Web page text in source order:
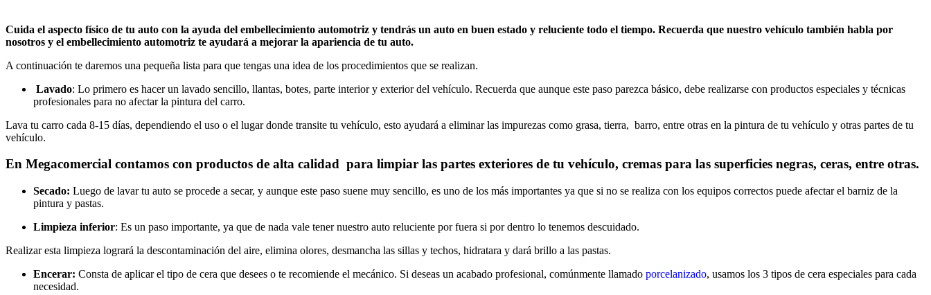
Cuida el aspecto físico de tu auto con la ayuda del embellecimiento automotriz y tendrás un auto en buen estado y reluciente todo el tiempo. Recuerda que nuestro vehículo también habla por
nosotros y el embellecimiento automotriz te ayudará a mejorar la apariencia de tu auto.
A continuación te daremos una pequeña lista para que tengas una idea de los procedimientos que se realizan.
Lavado: Lo primero es hacer un lavado sencillo, llantas, botes, parte interior y exterior del vehículo. Recuerda que aunque este paso parezca básico, debe realizarse con productos especiales y técnicas
profesionales para no afectar la pintura del carro.
Lava tu carro cada 8-15 días, dependiendo el uso o el lugar donde transite tu vehículo, esto ayudará a eliminar las impurezas como grasa, tierra, barro, entre otras en la pintura de tu vehículo y otras partes de tu
vehículo.
En Megacomercial contamos con productos de alta calidad para limpiar las partes exteriores de tu vehículo, cremas para las superficies negras, ceras, entre otras.
Secado: Luego de lavar tu auto se procede a secar, y aunque este paso suene muy sencillo, es uno de los más importantes ya que si no se realiza con los equipos correctos puede afectar el barniz de la
pintura y pastas.
Limpieza inferior: Es un paso importante, ya que de nada vale tener nuestro auto reluciente por fuera si por dentro lo tenemos descuidado.
Realizar esta limpieza logrará la descontaminación del aire, elimina olores, desmancha las sillas y techos, hidratara y dará brillo a las pastas.
Encerar: Consta de aplicar el tipo de cera que desees o te recomiende el mecánico. Si deseas un acabado profesional, comúnmente llamado porcelanizado, usamos los 3 tipos de cera especiales para cada
necesidad.